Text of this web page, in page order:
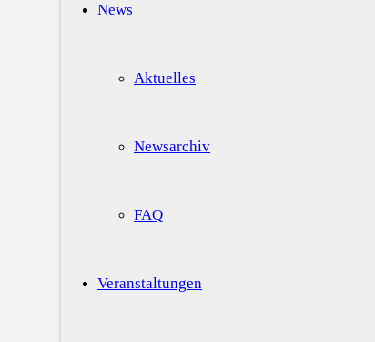
News
Aktuelles
Newsarchiv
FAQ
Veranstaltungen